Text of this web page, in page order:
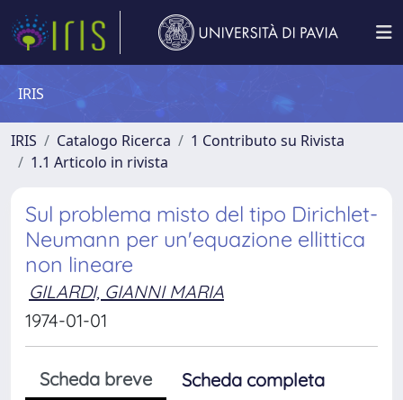
IRIS
IRIS Catalogo Ricerca
1 Contributo su Rivista
1.1 Articolo in rivista
Sul problema misto del tipo Dirichlet-
Neumann per un'equazione ellittica
non lineare
GILARDI, GIANNI MARIA
1974-01-01
Scheda breve
Scheda completa